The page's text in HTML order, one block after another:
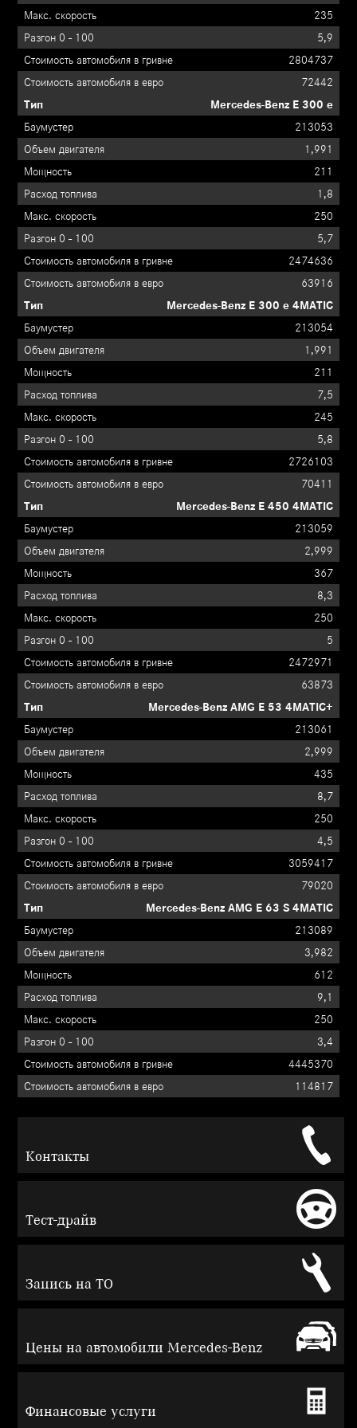
235
5,9
2804737
72442
Mercedes-Benz E 300 e
213053
1,991
211
1,8
250
5,7
2474636
63916
Mercedes-Benz E 300 e 4MATIC
213054
1,991
211
7,5
245
5,8
2726103
70411
Mercedes-Benz E 450 4MATIC
213059
2,999
367
8,3
250
5
2472971
63873
Mercedes-Benz AMG E 53 4MATIC+
213061
2,999
435
8,7
250
4,5
3059417
79020
Mercedes-Benz AMG E 63 S 4MATIC
213089
3,982
612
9,1
250
3,4
4445370
114817
Контакты
Тест-драйв
Запись на ТО
Цены на автомобили Mercedes-Benz
Финансовые услуги